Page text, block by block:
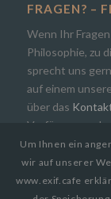
FRAGEN? –
Wenn Ihr
Philosophie, zu
sprecht uns
auf einem
über das
Verfügung und
Um Ihnen ein
wir auf unserer
www.exif.cafe